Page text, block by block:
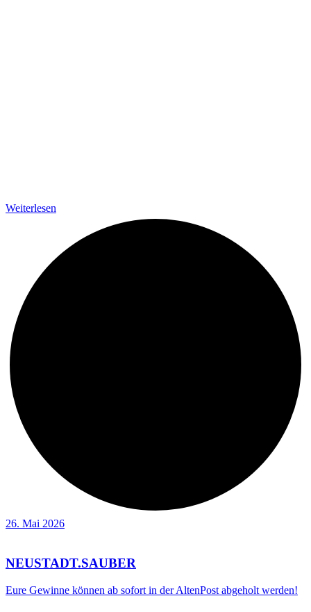
Weiterlesen
26. Mai 2026
NEUSTADT.SAUBER
Eure Gewinne können ab sofort in der AltenPost abgeholt werden!